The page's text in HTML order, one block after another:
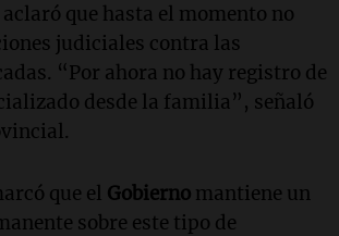
que hasta el momento no
judiciales contra las
“Por ahora no hay registro de
desde la familia”, señaló
que el Gobierno mantiene un
sobre este tipo de